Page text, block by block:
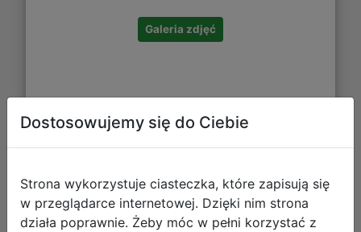
Galeria zdjęć
Stitch That s me 696428
Dostosowujemy się do Ciebie
Strona wykorzystuje ciasteczka, które zapisują się
w przeglądarce internetowej. Dzięki nim strona
działa poprawnie. Żeby móc w pełni korzystać z